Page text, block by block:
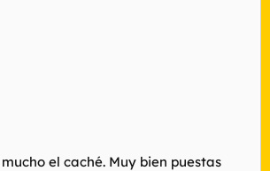
el caché. Muy bien puestas